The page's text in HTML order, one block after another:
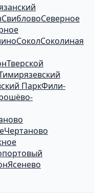
СвибловоСеверное
СоколСоколиная
Тверской
ПаркФили-
Чертаново
Ясенево